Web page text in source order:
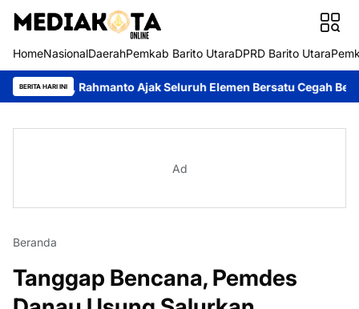
HomeNasionalDaerahPemkab Barito UtaraDPRD Barito Utara
BERITA HARI INIAjak Seluruh Elemen Bersatu Cegah Bencana
Ad
Beranda
Tanggap Bencana, Pemdes